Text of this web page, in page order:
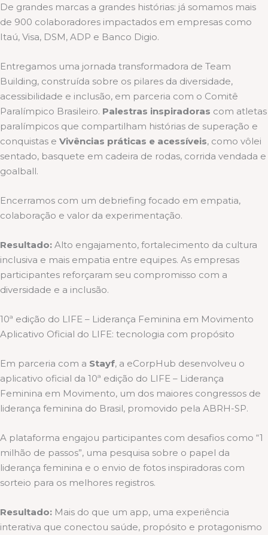
De grandes marcas a grandes histórias: já somamos mais
de 900 colaboradores impactados em empresas como
Itaú, Visa, DSM, ADP e Banco Digio.
Entregamos uma jornada transformadora de Team
Building, construída sobre os pilares da diversidade,
acessibilidade e inclusão, em parceria com o Comitê
Paralímpico Brasileiro. Palestras inspiradoras com atletas
paralímpicos que compartilham histórias de superação e
conquistas e Vivências práticas e acessíveis, como vôlei
sentado, basquete em cadeira de rodas, corrida vendada e
goalball.
Encerramos com um debriefing focado em empatia,
colaboração e valor da experimentação.
Resultado: Alto engajamento, fortalecimento da cultura
inclusiva e mais empatia entre equipes. As empresas
participantes reforçaram seu compromisso com a
diversidade e a inclusão.
10ª edição do LIFE – Liderança Feminina em Movimento
Aplicativo Oficial do LIFE: tecnologia com propósito
Em parceria com a Stayf, a eCorpHub desenvolveu o
aplicativo oficial da 10ª edição do LIFE – Liderança
Feminina em Movimento, um dos maiores congressos de
liderança feminina do Brasil, promovido pela ABRH-SP.
A plataforma engajou participantes com desafios como “1
milhão de passos”, uma pesquisa sobre o papel da
liderança feminina e o envio de fotos inspiradoras com
sorteio para os melhores registros.
Resultado: Mais do que um app, uma experiência
interativa que conectou saúde, propósito e protagonismo